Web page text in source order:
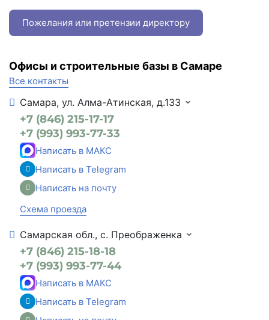
Пожелания или претензии директору
Офисы и строительные базы в Самаре
Все контакты
Самара, ул. Алма-Атинская, д.133
+7 (846) 215-17-17
+7 (993) 993-77-33
Написать в МАКС
Написать в Telegram
Написать на почту
Схема проезда
Самарская обл., с. Преображенка
+7 (846) 215-18-18
+7 (993) 993-77-44
Написать в МАКС
Написать в Telegram